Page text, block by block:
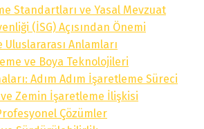
Standartları ve Yasal Mevzuat
(İSG) Açısından Önemi
Uluslararası Anlamları
ve Boya Teknolojileri
Adım Adım İşaretleme Süreci
Zemin İşaretleme İlişkisi
Çözümler